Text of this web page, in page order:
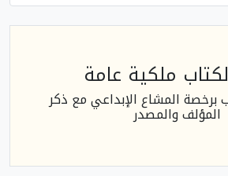
ملكية عامة
برخصة المشاع الإبداعي مع ذكر
المؤلف والمصدر